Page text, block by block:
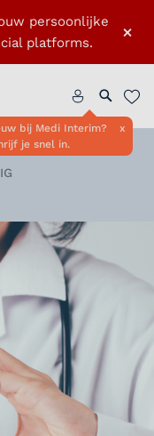
×
persoonlijke
platforms.
bij Medi Interim?
je snel in.
x
Zoeken